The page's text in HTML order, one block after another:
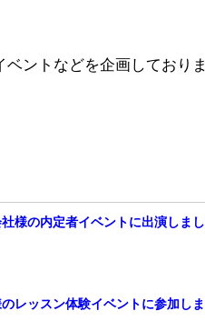
ントなどを企画しておりま
様の内定者イベントに出演しまし
レッスン体験イベントに参加し